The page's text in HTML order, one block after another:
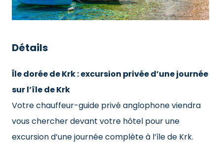
Détails
Île dorée de Krk : excursion privée d’une journée
sur l’île de Krk
Votre chauffeur-guide privé anglophone viendra
vous chercher devant votre hôtel pour une
excursion d’une journée complète à l’île de Krk.